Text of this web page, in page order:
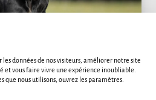
les données de nos visiteurs, améliorer notre site
et vous faire vivre une expérience inoubliable.
que nous utilisons, ouvrez les paramètres.